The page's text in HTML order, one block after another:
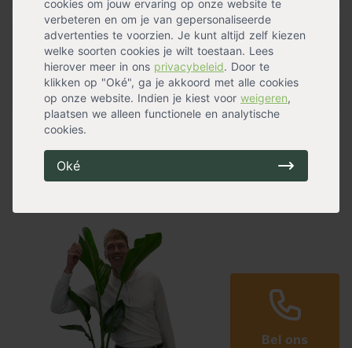
cookies om jouw ervaring op onze website te
verbeteren en om je van gepersonaliseerde
advertenties te voorzien. Je kunt altijd zelf kiezen
welke soorten cookies je wilt toestaan. Lees
hierover meer in ons privacybeleid. Door te
klikken op "Oké", ga je akkoord met alle cookies
op onze website. Indien je kiest voor weigeren,
plaatsen we alleen functionele en analytische
cookies.
Oké
Specificaties
Materiaal
Polyethyleen
Levensduur
4 - 7 jaar
Bel ons